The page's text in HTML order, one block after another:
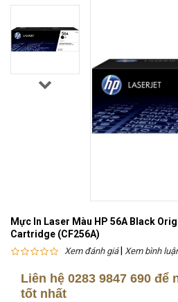
Mực In Laser Màu HP 56A Black
Cartridge (CF256A)
Xem đánh giá| Xem bình
Liên hệ 0283 9847 690 để
tốt nhất